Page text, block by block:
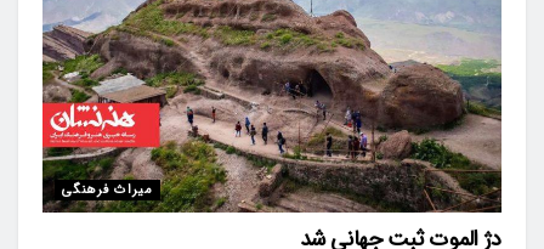
میراث فرهنگی
دژ الموت ثبت جهانی شد